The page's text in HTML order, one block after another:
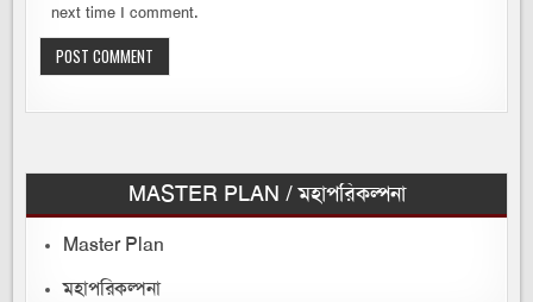
next time I comment.
MASTER PLAN / মহাপরিকল্পনা
Master Plan
মহাপরিকল্পনা